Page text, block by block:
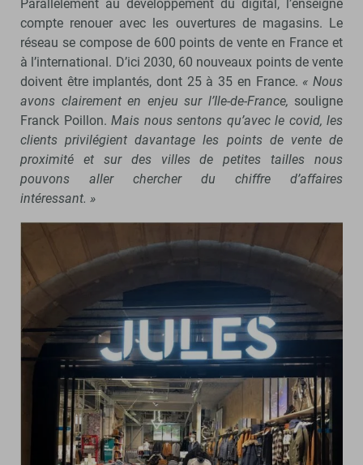
Parallèlement au développement du digital, l’enseigne
compte renouer avec les ouvertures de magasins. Le
réseau se compose de 600 points de vente en France et
à l’international. D’ici 2030, 60 nouveaux points de vente
doivent être implantés, dont 25 à 35 en France. « Nous
avons clairement en enjeu sur l’Ile-de-France, souligne
Franck Poillon. Mais nous sentons qu’avec le covid, les
clients privilégient davantage les points de vente de
proximité et sur des villes de petites tailles nous
pouvons aller chercher du chiffre d’affaires
intéressant. »